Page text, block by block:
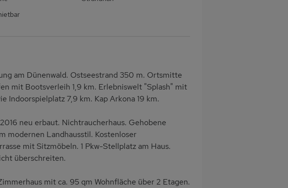
am Dünenwald. Ostseestrand 350 m. Ortsmitte
mit Bootsverleih 1,9 km. Erlebniswelt "Splash" mit
Indoorspielplatz 7,9 km. Kap Arkona 19 km.
neu erbaut. Nichtraucherhaus. Gehobene
modernen Landhausstil. Kostenloser
mit Sitzmöbeln. 1 Pkw-Stellplatz am Haus.
überschreiten.
mit ca. 95 qm Wohnfläche über 2 Etagen.